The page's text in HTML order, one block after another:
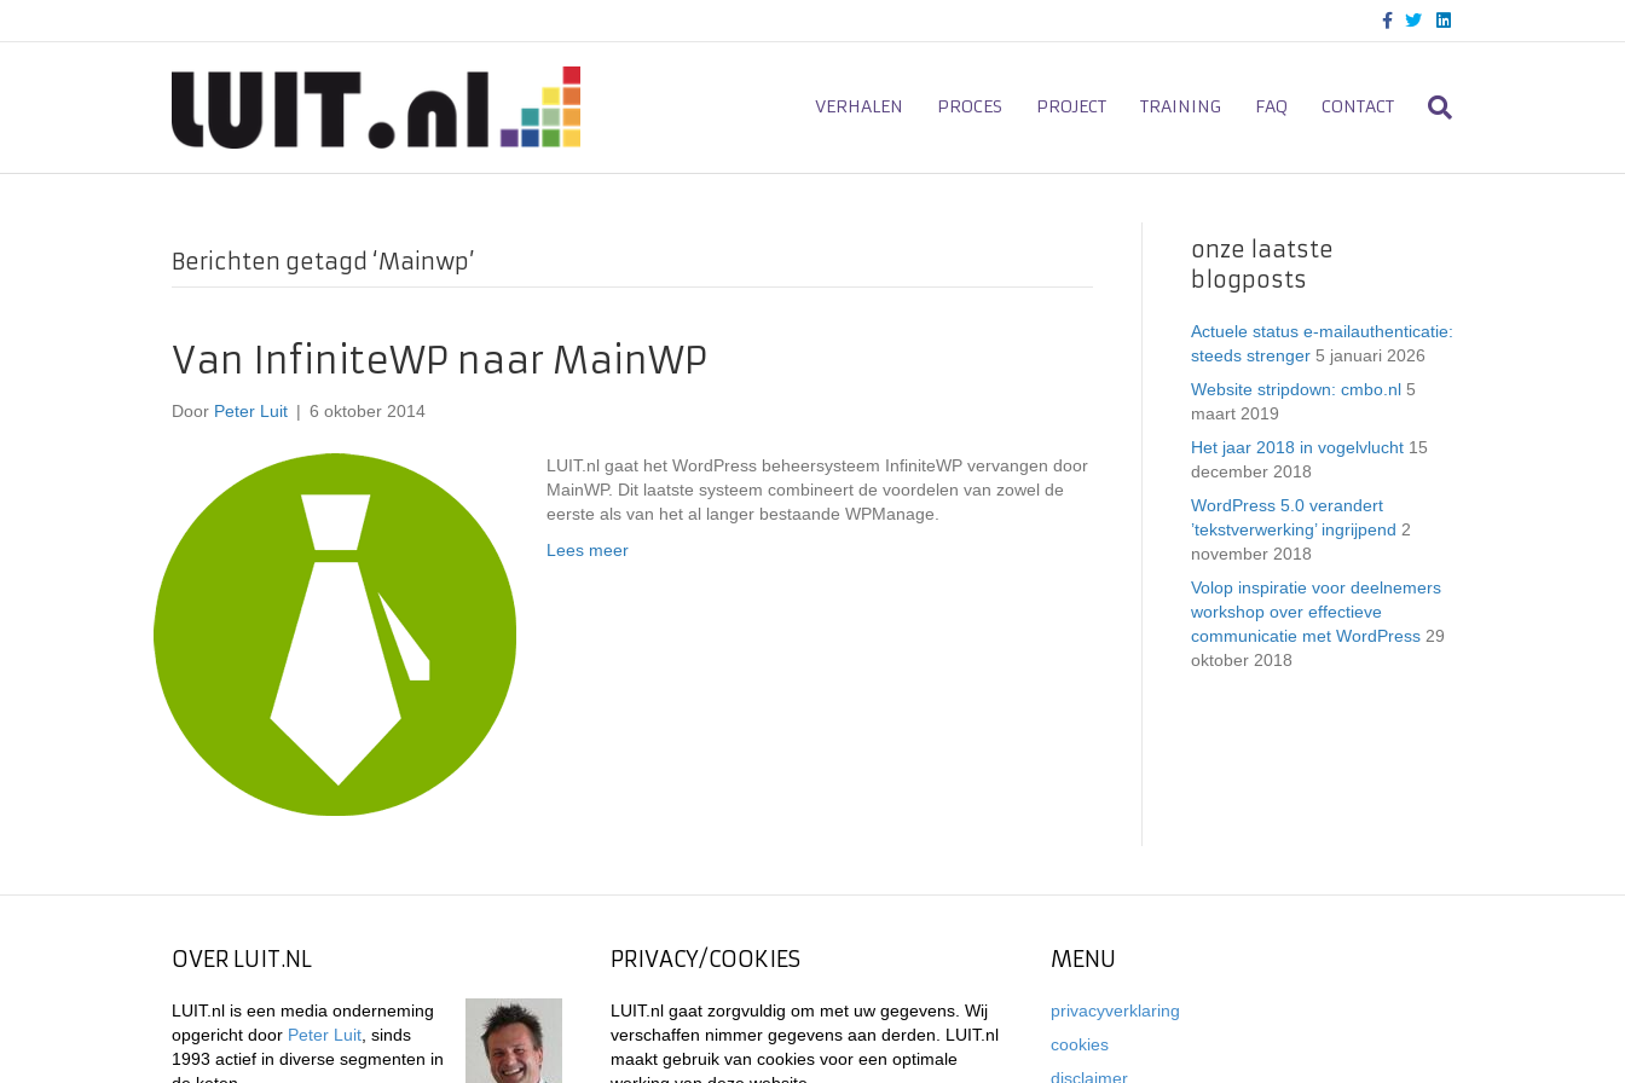
c
o
o
T
i
e
L
n
d
VERHALEN PROCES PROJECT TRAINING FAQ CONTACT
Berichten getagd ‘Mainwp’
Van InfiniteWP naar MainWP
Door Peter Luit | 6 oktober 2014
LUIT.nl gaat het WordPress beheersysteem InfiniteWP vervangen door
MainWP. Dit laatste systeem combineert de voordelen van zowel de
eerste als van het al langer bestaande WPManage.
Lees meer
onze laatste
blogposts
Actuele status e-mailauthenticatie:
steeds strenger 5 januari 2026
Website stripdown: cmbo.nl 5
maart 2019
Het jaar 2018 in vogelvlucht 15
december 2018
WordPress 5.0 verandert
’tekstverwerking’ ingrijpend 2
november 2018
Volop inspiratie voor deelnemers
workshop over effectieve
communicatie met WordPress 29
oktober 2018
OVER LUIT.NL
LUIT.nl is een media onderneming
opgericht door Peter Luit , sinds
1993 actief in diverse segmenten in
PRIVACY/COOKIES
LUIT.nl gaat zorgvuldig om met uw gegevens. Wij
verschaffen nimmer gegevens aan derden. LUIT.nl
maakt gebruik van cookies voor een optimale
MENU
privacyverklaring
cookies
disclaimer